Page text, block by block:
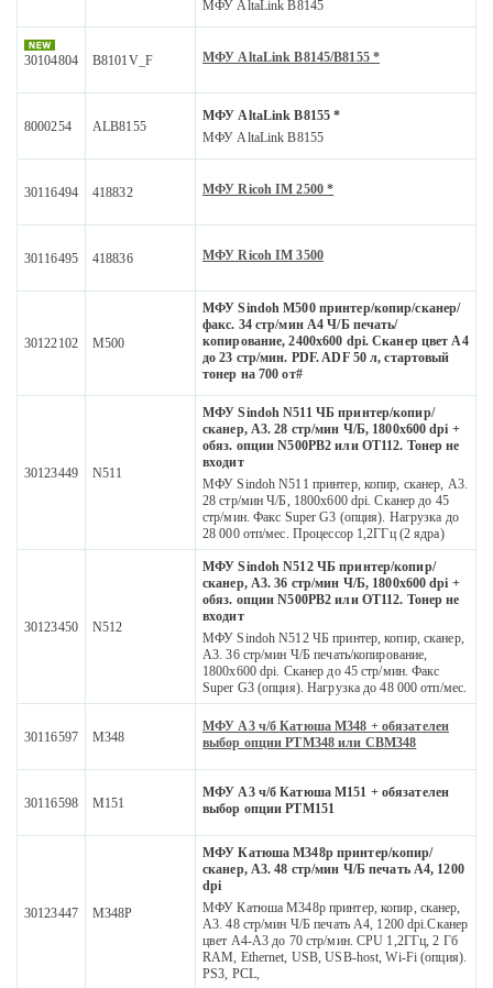
МФУ AltaLink B8145
30104804 B8101V_F МФУ AltaLink B8145/B8155 *
8000254 ALB8155
МФУ AltaLink B8155 *
МФУ AltaLink B8155
30116494 418832 МФУ Ricoh IM 2500 *
30116495 418836 МФУ Ricoh IM 3500
30122102 M500
МФУ Sindoh M500 принтер/копир/сканер/
факс. 34 стр/мин А4 Ч/Б печать/
копирование, 2400x600 dpi. Сканер цвет А4
до 23 стр/мин. PDF. ADF 50 л, стартовый
тонер на 700 от#
30123449 N511
МФУ Sindoh N511 ЧБ принтер/копир/
сканер, А3. 28 стр/мин Ч/Б, 1800х600 dpi +
обяз. опции N500PB2 или OT112. Тонер не
входит
МФУ Sindoh N511 принтер, копир, сканер, А3.
28 стр/мин Ч/Б, 1800х600 dpi. Сканер до 45
стр/мин. Факс Super G3 (опция). Нагрузка до
28 000 отп/мес. Процессор 1,2ГГц (2 ядра)
30123450 N512
МФУ Sindoh N512 ЧБ принтер/копир/
сканер, А3. 36 стр/мин Ч/Б, 1800х600 dpi +
обяз. опции N500PB2 или OT112. Тонер не
входит
МФУ Sindoh N512 ЧБ принтер, копир, сканер,
А3. 36 стр/мин Ч/Б печать/копирование,
1800х600 dpi. Сканер до 45 стр/мин. Факс
Super G3 (опция). Нагрузка до 48 000 отп/мес.
30116597 M348
МФУ А3 ч/б Катюша M348 + обязателен
выбор опции РТМ348 или СВМ348
30116598 M151
МФУ А3 ч/б Катюша М151 + обязателен
выбор опции PTМ151
30123447 M348P
МФУ Катюша M348p принтер/копир/
сканер, А3. 48 стр/мин Ч/Б печать А4, 1200
dpi
МФУ Катюша M348p принтер, копир, сканер,
А3. 48 стр/мин Ч/Б печать А4, 1200 dpi.Сканер
цвет А4-А3 до 70 стр/мин. CPU 1,2ГГц, 2 Гб
RAM, Ethernet, USB, USB-host, Wi-Fi (опция).
PS3, PCL,